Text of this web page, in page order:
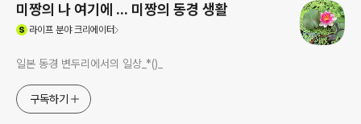
미짱의 나 여기에 ... 미짱의 동경 생활
라이프분야 크리에이터
일본 동경 변두리에서의 일상_*()_
구독하기